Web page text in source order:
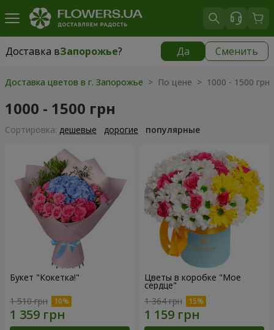
Доставка вЗапорожье? Да Сменить
Доставка вЗапорожье|
Доставка цветов в г. Запорожье > По цене > 1000 - 1500 грн
1000 - 1500 грн
Cортировка: дешевые дорогие популярные
Букет "Кокетка!"
1 510 грн
Цветы в коробке "Мое
сердце"
1 364 грн